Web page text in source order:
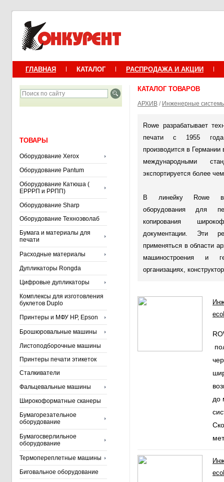
ГЛАВНАЯ КАТАЛОГ РАСПРОДАЖА И АКЦИИ
ТОВАРЫ
Оборудование Xerox
Оборудование Pantum
Оборудование Катюша (
ЕРРРП и РРПП)
Оборудование Sharp
Оборудование Техноэволаб
Бумага и материалы для
печати
Расходные материалы
Дупликаторы Rongda
Цифровые дупликаторы
Комплексы для изготовления
буклетов Duplo
Принтеры и МФУ HP, Epson
Брошюровальные машины
Листоподборочные машины
Принтеры печати этикеток
Сталкиватели
Фальцевальные машины
Широкоформатные сканеры
Бумагорезательное
оборудование
Бумагосверлильное
оборудование
Термопереплетные машины
Биговальное оборудование
КАТАЛОГ ТОВАРОВ
АРХИВ / Инженерные
Rowe разрабатывает
печати с 1955
производится в Германии
международными
экспортируется более
В линейку Rowe
оборудования для
копирования
документации. Эти
применяться в области
машиностроения и
организациях,
до